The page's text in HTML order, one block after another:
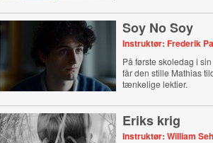
Soy No Soy
Instruktør: Frederik
På første skoledag i
får den stille Mathias
tænkelige lektier.
Eriks krig
Instruktør: William